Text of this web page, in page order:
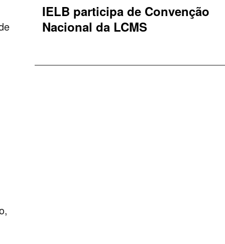
IELB participa de Convenção
Nacional da LCMS